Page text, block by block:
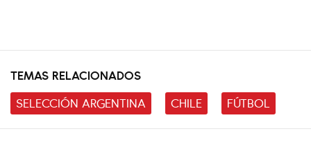
TEMAS RELACIONADOS
SELECCIÓN ARGENTINA
CHILE FÚTBOL